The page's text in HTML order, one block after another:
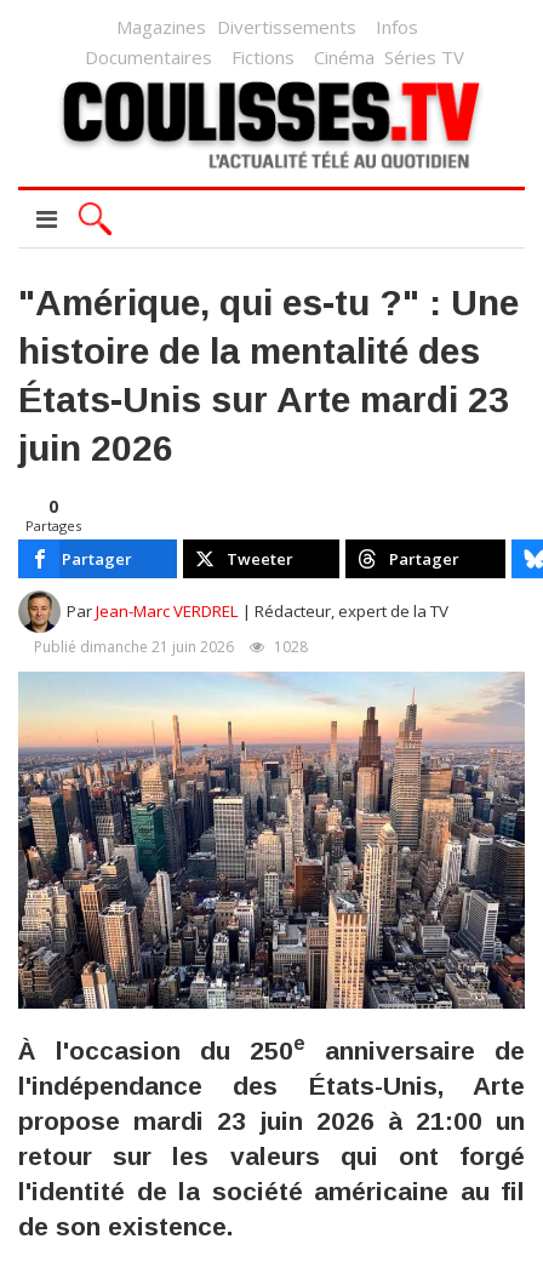
Magazines Divertissements
Infos
Documentaires
Fictions Cinéma Séries TV
"Amérique, qui es-tu ?" : Une
histoire de la mentalité des
États-Unis sur Arte mardi 23
juin 2026
0
Partages
Partager Tweeter Partager
ParJean-Marc VERDREL | Rédacteur, expert de la TV
Publié dimanche 21 juin 2026 1028
À l'occasion du 250e
anniversaire de
l'indépendance des États-Unis, Arte
propose mardi 23 juin 2026 à 21:00 un
retour sur les valeurs qui ont forgé
l'identité de la société américaine au fil
de son existence.